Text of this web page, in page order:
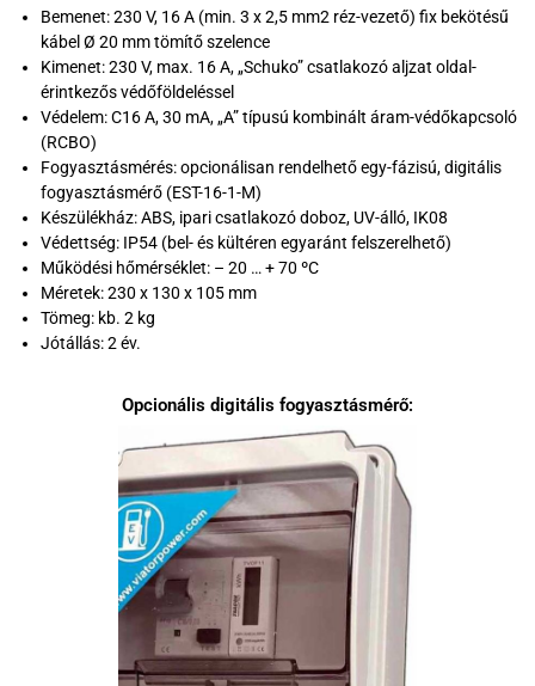
Bemenet: 230 V, 16 A (min. 3 x 2,5 mm2 réz-vezető) fix bekötésű
kábel Ø 20 mm tömítő szelence
Kimenet: 230 V, max. 16 A, „Schuko” csatlakozó aljzat oldal-
érintkezős védőföldeléssel
Védelem: C16 A, 30 mA, „A” típusú kombinált áram-védőkapcsoló
(RCBO)
Fogyasztásmérés: opcionálisan rendelhető egy-fázisú, digitális
fogyasztásmérő (EST-16-1-M)
Készülékház: ABS, ipari csatlakozó doboz, UV-álló, IK08
Védettség: IP54 (bel- és kültéren egyaránt felszerelhető)
Működési hőmérséklet: – 20 … + 70 ºC
Méretek: 230 x 130 x 105 mm
Tömeg: kb. 2 kg
Jótállás: 2 év.
Opcionális digitális fogyasztásmérő: